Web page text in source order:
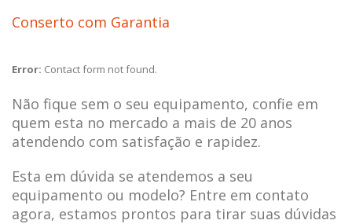
Conserto com Garantia
Error: Contact form not found.
Não fique sem o seu equipamento, confie em
quem esta no mercado a mais de 20 anos
atendendo com satisfação e rapidez.
Esta em dúvida se atendemos a seu
equipamento ou modelo? Entre em contato
agora, estamos prontos para tirar suas dúvidas